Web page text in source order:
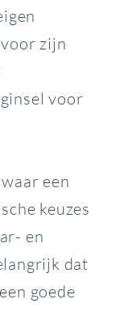
zijn
voor
een
keuzes
en
dat
goede